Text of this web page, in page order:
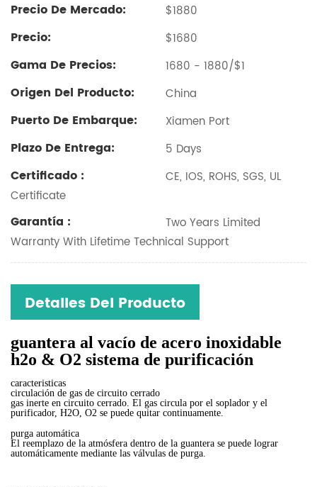
Precio De Mercado: $1880
Precio: $1680
Gama De Precios: 1680 - 1880/$1
Origen Del Producto: China
Puerto De Embarque: Xiamen Port
Plazo De Entrega: 5 Days
Certificado :
CE, IOS, ROHS, SGS, UL
Certificate
Garantía :
Two Years Limited
Warranty With Lifetime Technical Support
Detalles Del Producto
guantera al vacío de acero inoxidable
h2o & O2 sistema de purificación
caracteristicas
circulación de gas de circuito cerrado
gas inerte en circuito cerrado. El gas circula por el soplador y el
purificador, H2O, O2 se puede quitar continuamente.
purga automática
El reemplazo de la atmósfera dentro de la guantera se puede lograr
automáticamente mediante las válvulas de purga.